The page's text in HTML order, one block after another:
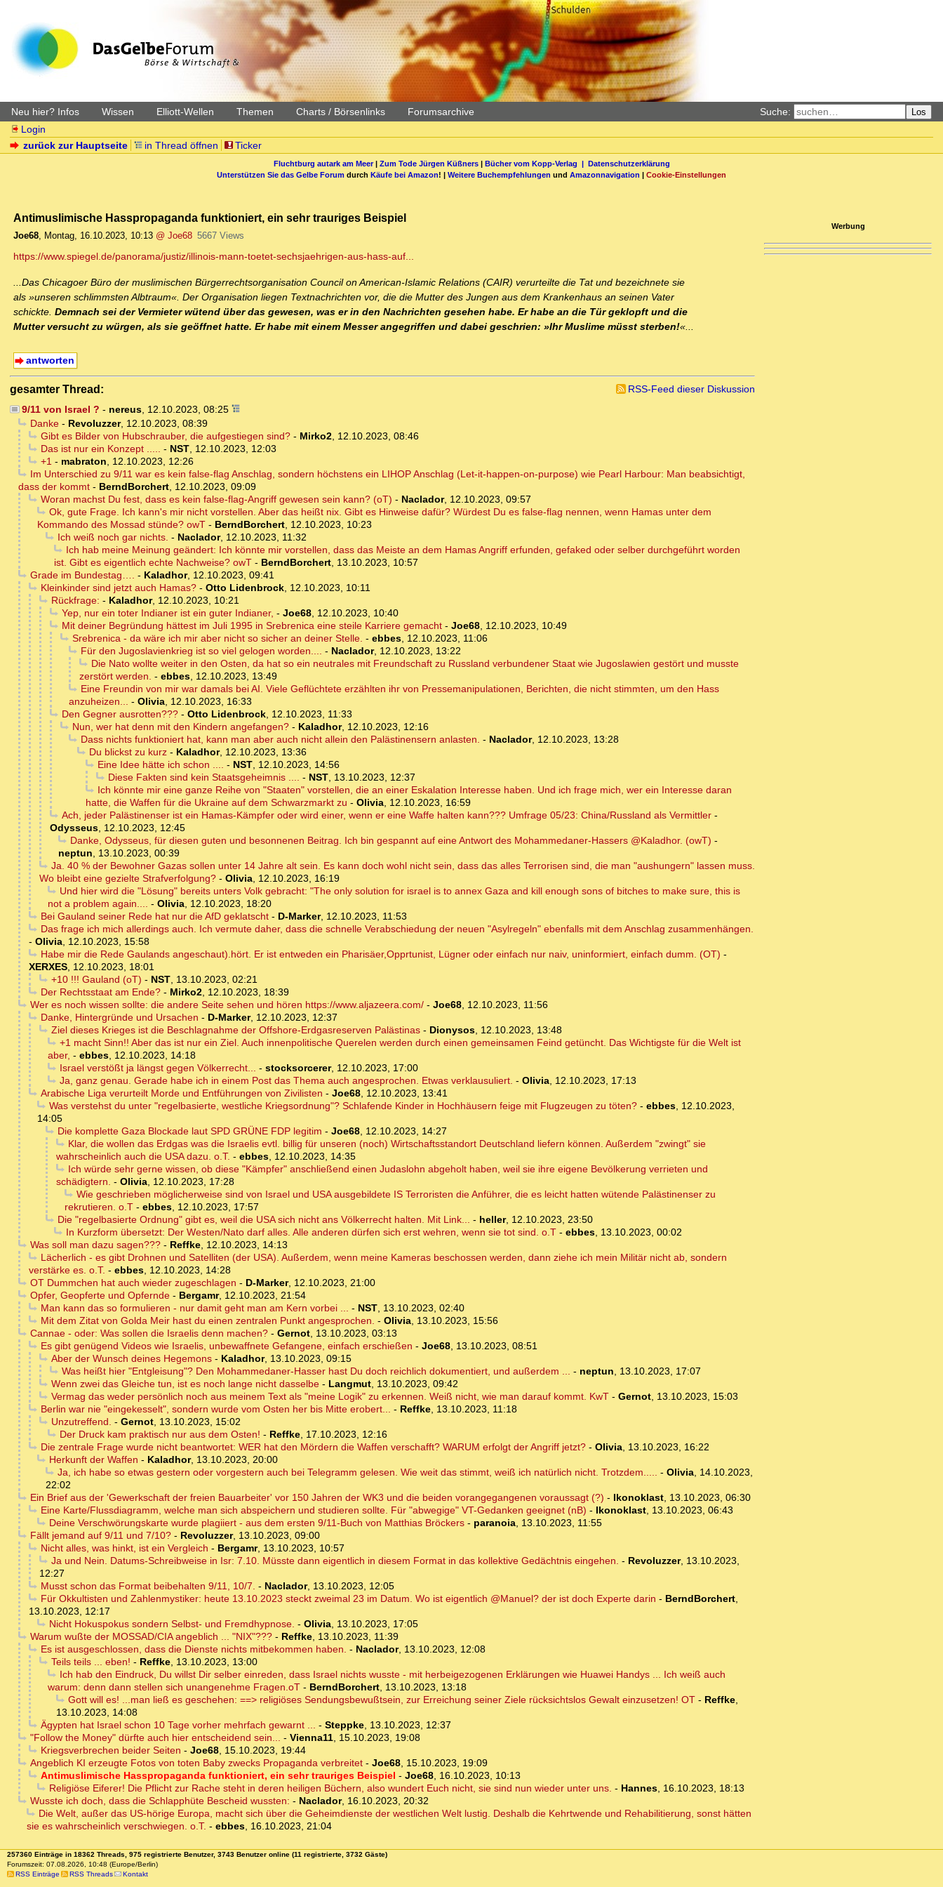
Neu hier? Infos Wissen Elliott-Wellen Themen Charts / Börsenlinks Forumsarchive Suche: Los
Login
zurück zur Hauptseite
in Thread öffnen Ticker
Fluchtburg autark am Meer| Zum Tode Jürgen Küßners| Bücher vom Kopp-Verlag | Datenschutzerklärung
Unterstützen Sie das Gelbe Forum durch Käufe bei Amazon! | Weitere Buchempfehlungen und Amazonnavigation | Cookie-Einstellungen
Antimuslimische Hasspropaganda funktioniert, ein sehr trauriges Beispiel
Joe68, Montag, 16.10.2023, 10:13 @ Joe68 5667 Views
https://www.spiegel.de/panorama/justiz/illinois-mann-toetet-sechsjaehrigen-aus-hass-auf...
...Das Chicagoer Büro der muslimischen Bürgerrechtsorganisation Council on American-Islamic Relations (CAIR) verurteilte die Tat und bezeichnete sie
als »unseren schlimmsten Albtraum«. Der Organisation liegen Textnachrichten vor, die die Mutter des Jungen aus dem Krankenhaus an seinen Vater
schickte. Demnach sei der Vermieter wütend über das gewesen, was er in den Nachrichten gesehen habe. Er habe an die Tür geklopft und die
Mutter versucht zu würgen, als sie geöffnet hatte. Er habe mit einem Messer angegriffen und dabei geschrien: »Ihr Muslime müsst sterben!«...
antworten
gesamter Thread:
RSS-Feed dieser Diskussion
9/11 von Israel ? - nereus, 12.10.2023, 08:25
Danke- Revoluzzer, 12.10.2023, 08:39
Gibt es Bilder von Hubschrauber, die aufgestiegen sind?- Mirko2, 12.10.2023, 08:46
Das ist nur ein Konzept ..... - NST, 12.10.2023, 12:03
+1- mabraton, 12.10.2023, 12:26
Im Unterschied zu 9/11 war es kein false-flag Anschlag, sondern höchstens ein LIHOP Anschlag (Let-it-happen-on-purpose) wie Pearl Harbour: Man beabsichtigt,
dass der kommt - BerndBorchert, 12.10.2023, 09:09
Woran machst Du fest, dass es kein false-flag-Angriff gewesen sein kann? (oT) - Naclador, 12.10.2023, 09:57
Ok, gute Frage. Ich kann's mir nicht vorstellen. Aber das heißt nix. Gibt es Hinweise dafür? Würdest Du es false-flag nennen, wenn Hamas unter dem
Kommando des Mossad stünde? owT - BerndBorchert, 12.10.2023, 10:23
Ich weiß noch gar nichts. - Naclador, 12.10.2023, 11:32
Ich hab meine Meinung geändert: Ich könnte mir vorstellen, dass das Meiste an dem Hamas Angriff erfunden, gefaked oder selber durchgeführt worden
ist. Gibt es eigentlich echte Nachweise? owT - BerndBorchert, 13.10.2023, 10:57
Grade im Bundestag…. - Kaladhor, 12.10.2023, 09:41
Kleinkinder sind jetzt auch Hamas?- Otto Lidenbrock, 12.10.2023, 10:11
Rückfrage: - Kaladhor, 12.10.2023, 10:21
Yep, nur ein toter Indianer ist ein guter Indianer, - Joe68, 12.10.2023, 10:40
Mit deiner Begründung hättest im Juli 1995 in Srebrenica eine steile Karriere gemacht- Joe68, 12.10.2023, 10:49
Srebrenica - da wäre ich mir aber nicht so sicher an deiner Stelle. - ebbes, 12.10.2023, 11:06
Für den Jugoslavienkrieg ist so viel gelogen worden.... - Naclador, 12.10.2023, 13:22
Die Nato wollte weiter in den Osten, da hat so ein neutrales mit Freundschaft zu Russland verbundener Staat wie Jugoslawien gestört und musste
zerstört werden. - ebbes, 12.10.2023, 13:49
Eine Freundin von mir war damals bei AI. Viele Geflüchtete erzählten ihr von Pressemanipulationen, Berichten, die nicht stimmten, um den Hass
anzuheizen... - Olivia, 12.10.2023, 16:33
Den Gegner ausrotten???- Otto Lidenbrock, 12.10.2023, 11:33
Nun, wer hat denn mit den Kindern angefangen?- Kaladhor, 12.10.2023, 12:16
Dass nichts funktioniert hat, kann man aber auch nicht allein den Palästinensern anlasten. - Naclador, 12.10.2023, 13:28
Du blickst zu kurz- Kaladhor, 12.10.2023, 13:36
Eine Idee hätte ich schon .... - NST, 12.10.2023, 14:56
Diese Fakten sind kein Staatsgeheimnis .... - NST, 13.10.2023, 12:37
Ich könnte mir eine ganze Reihe von "Staaten" vorstellen, die an einer Eskalation Interesse haben. Und ich frage mich, wer ein Interesse daran
hatte, die Waffen für die Ukraine auf dem Schwarzmarkt zu - Olivia, 12.10.2023, 16:59
Ach, jeder Palästinenser ist ein Hamas-Kämpfer oder wird einer, wenn er eine Waffe halten kann??? Umfrage 05/23: China/Russland als Vermittler-
Odysseus, 12.10.2023, 12:45
Danke, Odysseus, für diesen guten und besonnenen Beitrag. Ich bin gespannt auf eine Antwort des Mohammedaner-Hassers @Kaladhor. (owT) -
neptun, 13.10.2023, 00:39
Ja. 40 % der Bewohner Gazas sollen unter 14 Jahre alt sein. Es kann doch wohl nicht sein, dass das alles Terrorisen sind, die man "aushungern" lassen muss.
Wo bleibt eine gezielte Strafverfolgung? - Olivia, 12.10.2023, 16:19
Und hier wird die "Lösung" bereits unters Volk gebracht: "The only solution for israel is to annex Gaza and kill enough sons of bitches to make sure, this is
not a problem again.... - Olivia, 12.10.2023, 18:20
Bei Gauland seiner Rede hat nur die AfD geklatscht- D-Marker, 12.10.2023, 11:53
Das frage ich mich allerdings auch. Ich vermute daher, dass die schnelle Verabschiedung der neuen "Asylregeln" ebenfalls mit dem Anschlag zusammenhängen.
- Olivia, 12.10.2023, 15:58
Habe mir die Rede Gaulands angeschaut).hört. Er ist entweden ein Pharisäer,Opprtunist, Lügner oder einfach nur naiv, uninformiert, einfach dumm. (OT) -
XERXES, 12.10.2023, 18:01
+10 !!! Gauland (oT) - NST, 13.10.2023, 02:21
Der Rechtsstaat am Ende?- Mirko2, 12.10.2023, 18:39
Wer es noch wissen sollte: die andere Seite sehen und hören https://www.aljazeera.com/- Joe68, 12.10.2023, 11:56
Danke, Hintergründe und Ursachen - D-Marker, 12.10.2023, 12:37
Ziel dieses Krieges ist die Beschlagnahme der Offshore-Erdgasreserven Palästinas- Dionysos, 12.10.2023, 13:48
+1 macht Sinn!! Aber das ist nur ein Ziel. Auch innenpolitische Querelen werden durch einen gemeinsamen Feind getüncht. Das Wichtigste für die Welt ist
aber, - ebbes, 12.10.2023, 14:18
Israel verstößt ja längst gegen Völkerrecht... - stocksorcerer, 12.10.2023, 17:00
Ja, ganz genau. Gerade habe ich in einem Post das Thema auch angesprochen. Etwas verklausuliert. - Olivia, 12.10.2023, 17:13
Arabische Liga verurteilt Morde und Entführungen von Zivilisten - Joe68, 12.10.2023, 13:41
Was verstehst du unter "regelbasierte, westliche Kriegsordnung"? Schlafende Kinder in Hochhäusern feige mit Flugzeugen zu töten?- ebbes, 12.10.2023,
14:05
Die komplette Gaza Blockade laut SPD GRÜNE FDP legitim - Joe68, 12.10.2023, 14:27
Klar, die wollen das Erdgas was die Israelis evtl. billig für unseren (noch) Wirtschaftsstandort Deutschland liefern können. Außerdem "zwingt" sie
wahrscheinlich auch die USA dazu. o.T. - ebbes, 12.10.2023, 14:35
Ich würde sehr gerne wissen, ob diese "Kämpfer" anschließend einen Judaslohn abgeholt haben, weil sie ihre eigene Bevölkerung verrieten und
schädigtern. - Olivia, 12.10.2023, 17:28
Wie geschrieben möglicherweise sind von Israel und USA ausgebildete IS Terroristen die Anführer, die es leicht hatten wütende Palästinenser zu
rekrutieren. o.T - ebbes, 12.10.2023, 17:57
Die "regelbasierte Ordnung" gibt es, weil die USA sich nicht ans Völkerrecht halten. Mit Link... - heller, 12.10.2023, 23:50
In Kurzform übersetzt: Der Westen/Nato darf alles. Alle anderen dürfen sich erst wehren, wenn sie tot sind. o.T- ebbes, 13.10.2023, 00:02
Was soll man dazu sagen???- Reffke, 12.10.2023, 14:13
Lächerlich - es gibt Drohnen und Satelliten (der USA). Außerdem, wenn meine Kameras beschossen werden, dann ziehe ich mein Militär nicht ab, sondern
verstärke es. o.T. - ebbes, 12.10.2023, 14:28
OT Dummchen hat auch wieder zugeschlagen - D-Marker, 12.10.2023, 21:00
Opfer, Geopferte und Opfernde- Bergamr, 12.10.2023, 21:54
Man kann das so formulieren - nur damit geht man am Kern vorbei ... - NST, 13.10.2023, 02:40
Mit dem Zitat von Golda Meir hast du einen zentralen Punkt angesprochen. - Olivia, 13.10.2023, 15:56
Cannae - oder: Was sollen die Israelis denn machen?- Gernot, 13.10.2023, 03:13
Es gibt genügend Videos wie Israelis, unbewaffnete Gefangene, einfach erschießen - Joe68, 13.10.2023, 08:51
Aber der Wunsch deines Hegemons- Kaladhor, 13.10.2023, 09:15
Was heißt hier "Entgleisung"? Den Mohammedaner-Hasser hast Du doch reichlich dokumentiert, und außerdem ... - neptun, 13.10.2023, 17:07
Wenn zwei das Gleiche tun, ist es noch lange nicht dasselbe- Langmut, 13.10.2023, 09:42
Vermag das weder persönlich noch aus meinem Text als "meine Logik" zu erkennen. Weiß nicht, wie man darauf kommt. KwT- Gernot, 13.10.2023, 15:03
Berlin war nie "eingekesselt", sondern wurde vom Osten her bis Mitte erobert... - Reffke, 13.10.2023, 11:18
Unzutreffend. - Gernot, 13.10.2023, 15:02
Der Druck kam praktisch nur aus dem Osten! - Reffke, 17.10.2023, 12:16
Die zentrale Frage wurde nicht beantwortet: WER hat den Mördern die Waffen verschafft? WARUM erfolgt der Angriff jetzt?- Olivia, 13.10.2023, 16:22
Herkunft der Waffen - Kaladhor, 13.10.2023, 20:00
Ja, ich habe so etwas gestern oder vorgestern auch bei Telegramm gelesen. Wie weit das stimmt, weiß ich natürlich nicht. Trotzdem..... - Olivia, 14.10.2023,
22:02
Ein Brief aus der 'Gewerkschaft der freien Bauarbeiter' vor 150 Jahren der WK3 und die beiden vorangegangenen voraussagt (?) - Ikonoklast, 13.10.2023, 06:30
Eine Karte/Flussdiagramm, welche man sich abspeichern und studieren sollte. Für "abwegige" VT-Gedanken geeignet (nB) - Ikonoklast, 13.10.2023, 06:43
Deine Verschwörungskarte wurde plagiiert - aus dem ersten 9/11-Buch von Matthias Bröckers- paranoia, 13.10.2023, 11:55
Fällt jemand auf 9/11 und 7/10?- Revoluzzer, 13.10.2023, 09:00
Nicht alles, was hinkt, ist ein Vergleich - Bergamr, 13.10.2023, 10:57
Ja und Nein. Datums-Schreibweise in Isr: 7.10. Müsste dann eigentlich in diesem Format in das kollektive Gedächtnis eingehen. - Revoluzzer, 13.10.2023,
12:27
Musst schon das Format beibehalten 9/11, 10/7. - Naclador, 13.10.2023, 12:05
Für Okkultisten und Zahlenmystiker: heute 13.10.2023 steckt zweimal 23 im Datum. Wo ist eigentlich @Manuel? der ist doch Experte darin - BerndBorchert,
13.10.2023, 12:17
Nicht Hokuspokus sondern Selbst- und Fremdhypnose. - Olivia, 13.10.2023, 17:05
Warum wußte der MOSSAD/CIA angeblich ... "NIX"???- Reffke, 13.10.2023, 11:39
Es ist ausgeschlossen, dass die Dienste nichts mitbekommen haben. - Naclador, 13.10.2023, 12:08
Teils teils ... eben! - Reffke, 13.10.2023, 13:00
Ich hab den Eindruck, Du willst Dir selber einreden, dass Israel nichts wusste - mit herbeigezogenen Erklärungen wie Huawei Handys ... Ich weiß auch
warum: denn dann stellen sich unangenehme Fragen.oT - BerndBorchert, 13.10.2023, 13:18
Gott will es! ...man ließ es geschehen: ==> religiöses Sendungsbewußtsein, zur Erreichung seiner Ziele rücksichtslos Gewalt einzusetzen! OT- Reffke,
13.10.2023, 14:08
Ägypten hat Israel schon 10 Tage vorher mehrfach gewarnt ... - Steppke, 13.10.2023, 12:37
"Follow the Money" dürfte auch hier entscheidend sein... - Vienna11, 15.10.2023, 19:08
Kriegsverbrechen beider Seiten - Joe68, 15.10.2023, 19:44
Angeblich KI erzeugte Fotos von toten Baby zwecks Propaganda verbreitet- Joe68, 15.10.2023, 19:09
Antimuslimische Hasspropaganda funktioniert, ein sehr trauriges Beispiel - Joe68, 16.10.2023, 10:13
Religiöse Eiferer! Die Pflicht zur Rache steht in deren heiligen Büchern, also wundert Euch nicht, sie sind nun wieder unter uns. - Hannes, 16.10.2023, 18:13
Wusste ich doch, dass die Schlapphüte Bescheid wussten: - Naclador, 16.10.2023, 20:32
Die Welt, außer das US-hörige Europa, macht sich über die Geheimdienste der westlichen Welt lustig. Deshalb die Kehrtwende und Rehabilitierung, sonst hätten
sie es wahrscheinlich verschwiegen. o.T. - ebbes, 16.10.2023, 21:04
Werbung
257360 Einträge in 18362 Threads, 975 registrierte Benutzer, 3743 Benutzer online (11 registrierte, 3732 Gäste)
Forumszeit: 07.08.2026, 10:48 (Europe/Berlin)
RSS Einträge
RSS Threads Kontakt